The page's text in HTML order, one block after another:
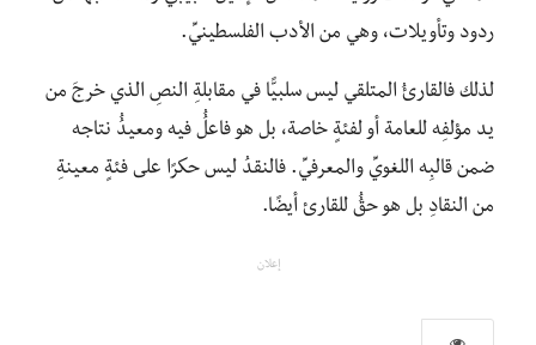
ردود وتأويلات، وهي من الأدب الفلسطينيِّ.
لذلك فالقارئُ المتلقي ليس سلبيًّا في مقابلةِ النصِ الذي خرجَ من
يد مؤلفِه للعامة أو لفئةٍ خاصة، بل هو فاعلُُ فيه ومعيدُُ نتاجه
ضمن قالبِه اللغويِّ والمعرفيِّ. فالنقدُ ليس حكرًا على فئةٍ معينةِ
من النقادِ بل هو حقُُ للقارئ أيضًا.
إعلان